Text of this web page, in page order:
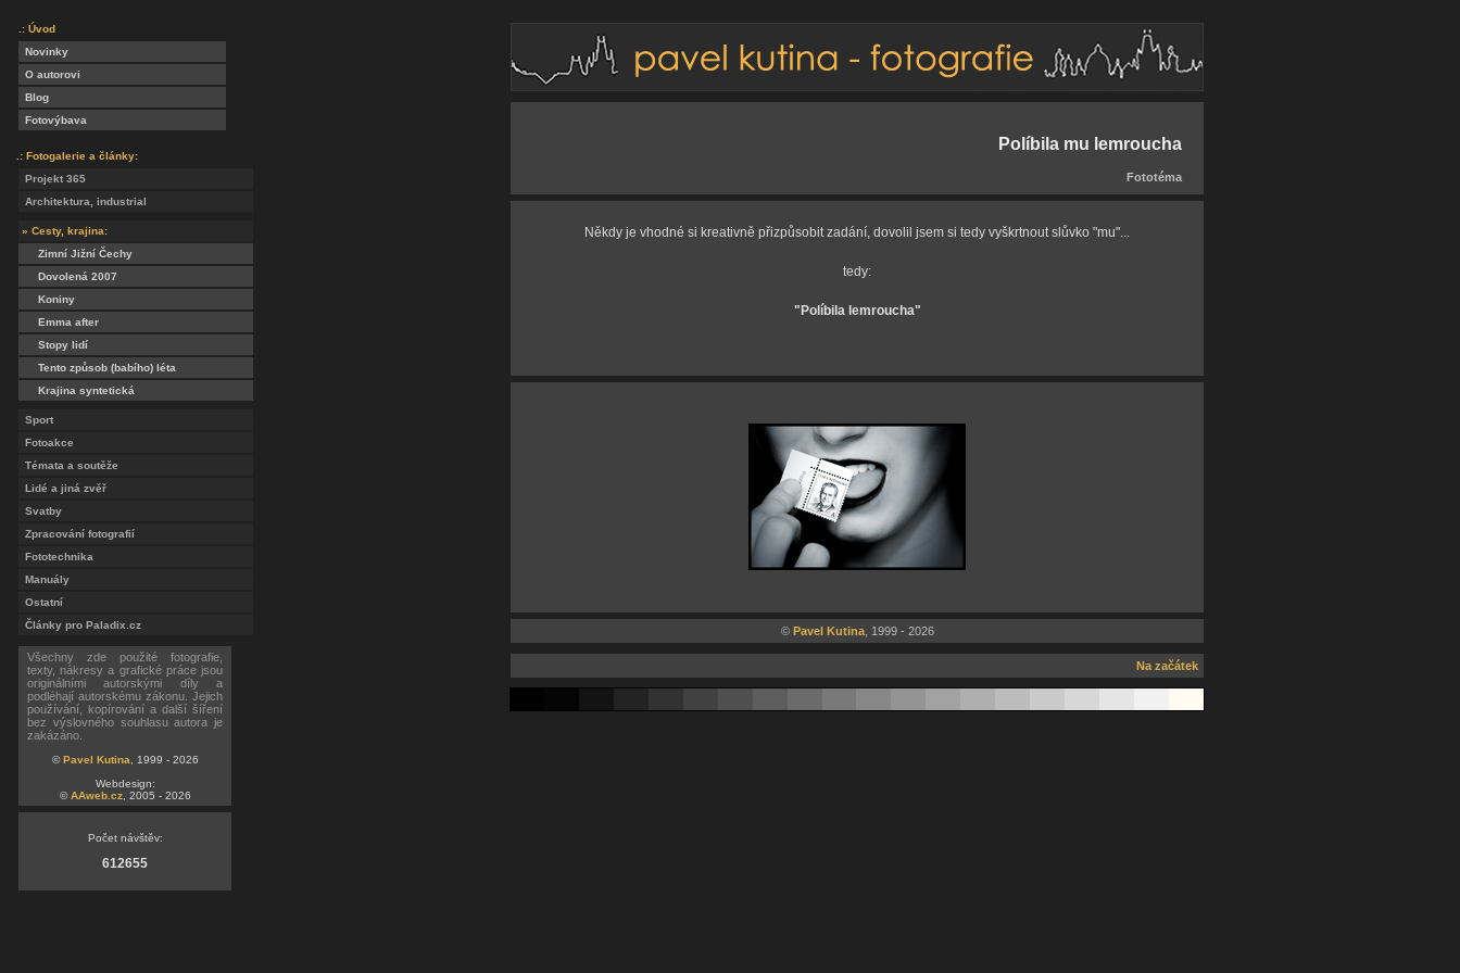
.: Úvod
Novinky
O autorovi
Blog
Fotovýbava
.: Fotogalerie a články:
Projekt 365
Architektura, industrial
» Cesty, krajina:
Zimní Jižní Čechy
Dovolená 2007
Koniny
Emma after
Stopy lidí
Tento způsob (babího) léta
Krajina syntetická
Sport
Fotoakce
Témata a soutěže
Lidé a jiná zvěř
Svatby
Zpracování fotografií
Fototechnika
Manuály
Ostatní
Články pro Paladix.cz
Všechny zde použité fotografie,
texty, nákresy a grafické práce jsou
originálními autorskými díly a
podléhají autorskému zákonu. Jejich
používání, kopírování a další šíření
bez výslovného souhlasu autora je
zakázáno.
©Pavel Kutina , 1999 - 2026
Webdesign:
©AAweb.cz, 2005 - 2026
Počet návštěv:
612655
Políbila mu lemroucha
Fototéma
Někdy je vhodné si kreativně přizpůsobit zadání, dovolil jsem si tedy vyškrtnout slůvko "mu"...
tedy:
"Políbila lemroucha"
© Pavel Kutina, 1999 - 2026
Na začátek